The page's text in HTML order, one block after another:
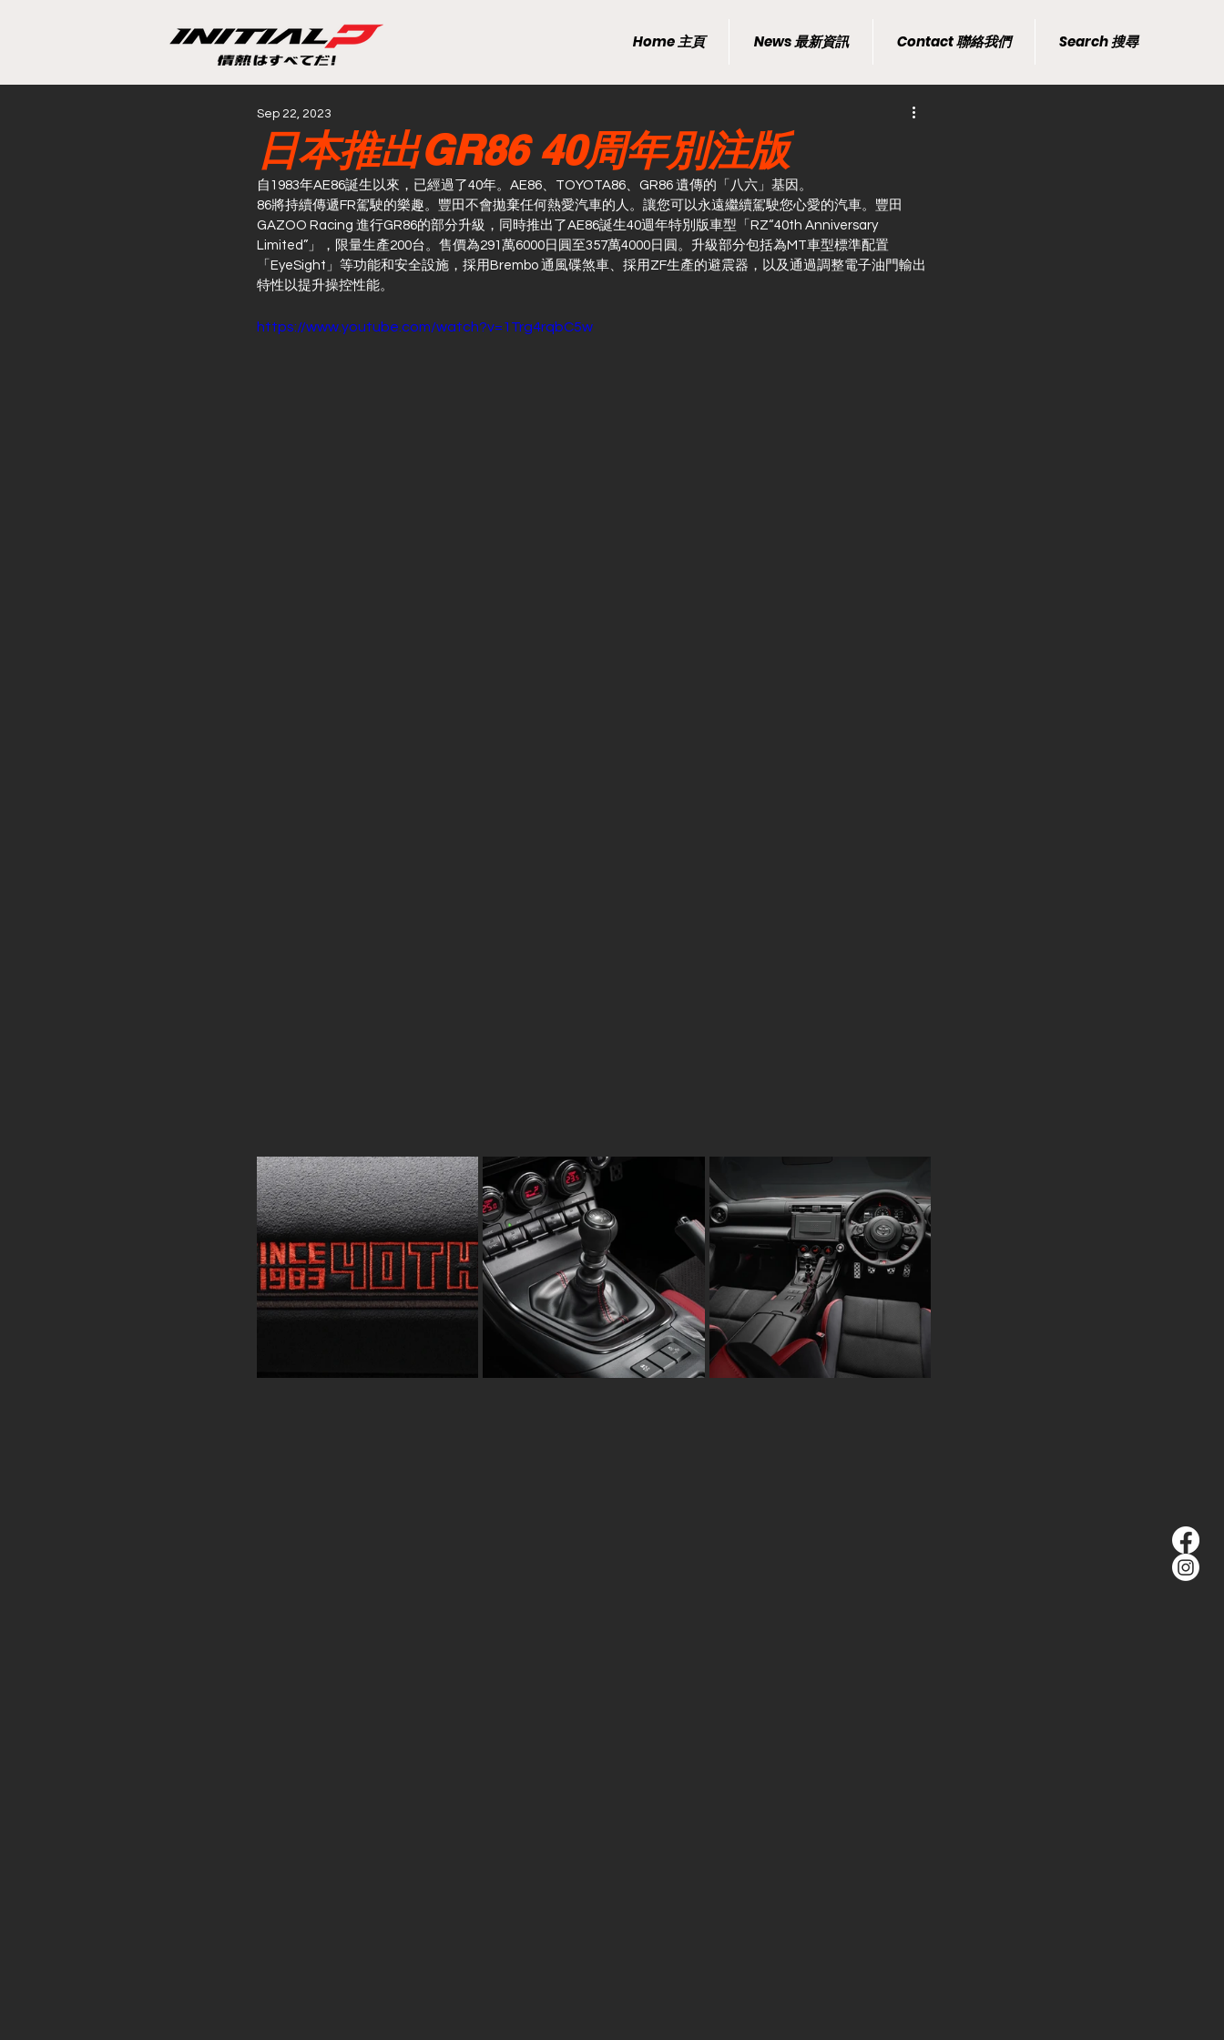
Home 主頁 News 最新資訊 Contact 聯絡我們 Search 搜尋
日本推出GR86 40周年別注版
Sep 22, 2023
自1983年AE86誕生以來，已經過了40年。AE86、TOYOTA86、GR86 遺傳的「八六」基因。
86將持續傳遞FR駕駛的樂趣。豐田不會拋棄任何熱愛汽車的人。讓您可以永遠繼續駕駛您心愛的汽車。豐田
GAZOO Racing 進行GR86的部分升級，同時推出了AE86誕生40週年特別版車型「RZ“40th Anniversary
Limited”」，限量生產200台。售價為291萬6000日圓至357萬4000日圓。升級部分包括為MT車型標準配置
「EyeSight」等功能和安全設施，採用Brembo 通風碟煞車、採用ZF生產的避震器，以及通過調整電子油門輸出
特性以提升操控性能。
https://www.youtube.com/watch?v=1Trg4rqbC5w